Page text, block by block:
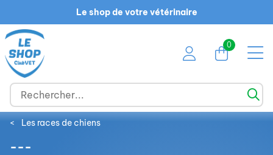
Le shop de votre vétérinaire
0
< Les races de chiens
---